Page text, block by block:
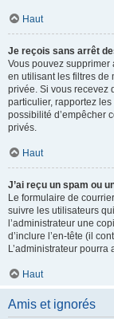
Haut
Je reçois sans arrêt
Vous pouvez supprimer
en utilisant les filtres de
privée. Si vous recevez
particulier, rapportez
possibilité d’empêcher
privés.
Haut
J’ai reçu un spam ou
Le formulaire de
suivre les utilisateurs
l’administrateur une
d’inclure l’en-tête (il
L’administrateur
Haut
Amis et ignorés